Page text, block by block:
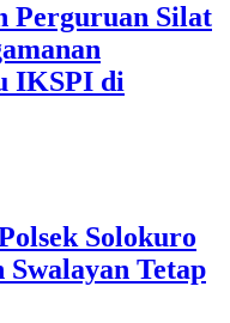
Perguruan Silat
IKSPI di
Solokuro
Tetap